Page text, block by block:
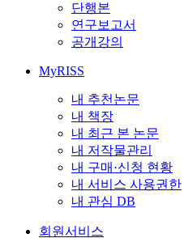
단행본
연구보고서
공개강의
MyRISS
내 추천논문
내 책장
내 최근 본 논문
내 저작물관리
내 구매·신청 현황
내 서비스 사용권한
내 관심 DB
회원서비스